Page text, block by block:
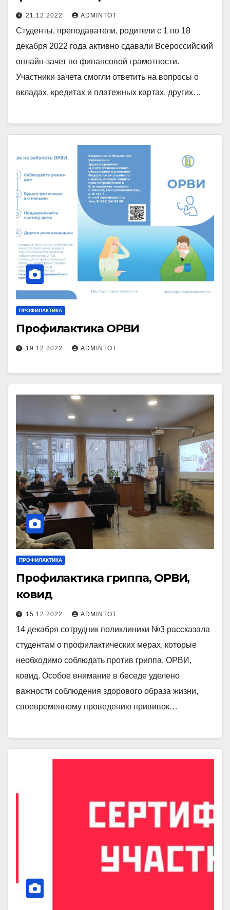
21.12.2022 ADMINTOT
Студенты, преподаватели, родители с 1 по 18
декабря 2022 года активно сдавали Всероссийский
онлайн-зачет по финансовой грамотности.
Участники зачета смогли ответить на вопросы о
вкладах, кредитах и платежных картах, других…
ПРОФИЛАКТИКА
Профилактика ОРВИ
19.12.2022 ADMINTOT
ПРОФИЛАКТИКА
Профилактика гриппа, ОРВИ,
ковид
15.12.2022 ADMINTOT
14 декабря сотрудник поликлиники №3 рассказала
студентам о профилактических мерах, которые
необходимо соблюдать против гриппа, ОРВИ,
ковид. Особое внимание в беседе уделено
важности соблюдения здорового образа жизни,
своевременному проведению прививок…